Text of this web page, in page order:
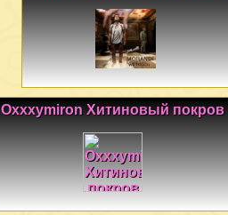
Oxxxymiron Хитиновый покров